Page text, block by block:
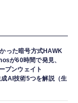
った暗号方式HAWK
が60時間で発見、
プンウェイト
AI技術5つを解説（生